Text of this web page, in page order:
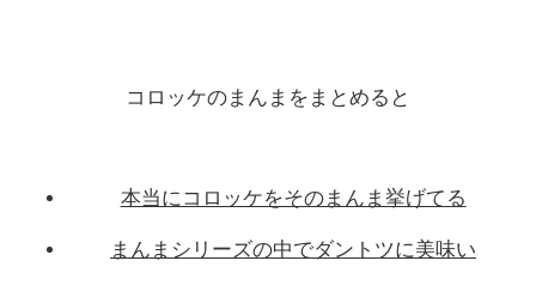
コロッケのまんまをまとめると
本当にコロッケをそのまんま挙げてる
まんまシリーズの中でダントツに美味い